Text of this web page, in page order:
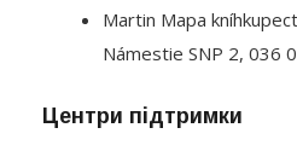
Martin Mapa
Námestie SNP 2, 036
Центри підтримки